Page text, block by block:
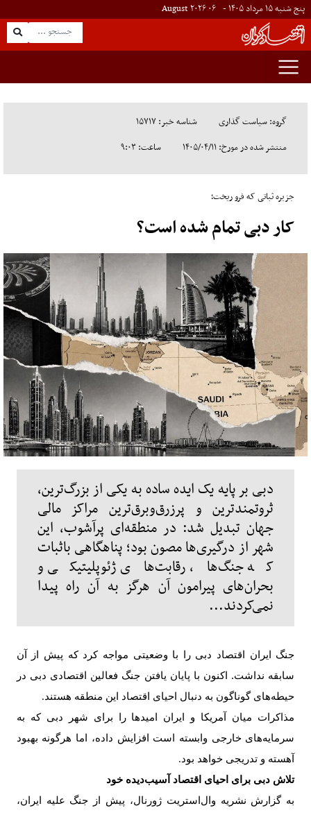
پنج شنبه ۱۵ مرداد ۱۴۰۵ - ۰۶۲۰۲۶
گروه: سیاست گذاری
شناسه خبر: ۱۵۷۱۷
منتشر شده در مورخ: ۱۴۰۵/۰۴/۱۱
ساعت: ۹:۰۳
جزیره ثباتی که فرو ریخت؛
کار دبی تمام شده است؟
دبی بر پایه یک ایده ساده به یکی از بزرگ‌ترین،
ثروتمندترین و پرزرق‌وبرق‌ترین مراکز مالی
جهان تبدیل شد: در منطقه‌ای پرآشوب، این
شهر از درگیری‌ها مصون بود؛ پناهگاهی باثبات
که جنگ‌ها، رقابت‌های ژئوپلیتیکی و
بحران‌های پیرامون آن هرگز به آن راه پیدا
نمی‌کردند...
جنگ ایران اقتصاد دبی را با وضعیتی مواجه کرد که پیش از آن
سابقه نداشت. اکنون با پایان یافتن جنگ فعالین اقتصادی دبی در
حیطه‌های گوناگون به دنبال احیای اقتصاد این منطقه هستند.
مذاکرات میان آمریکا و ایران امیدها را برای شهر دبی که به
سرمایه‌های خارجی وابسته است افزایش داده، اما هرگونه بهبود
آهسته و تدریجی خواهد بود.
تلاش دبی برای احیای اقتصاد آسیب‌دیده خود
به گزارش نشریه وال‌استریت ژورنال، پیش از جنگ علیه ایران،